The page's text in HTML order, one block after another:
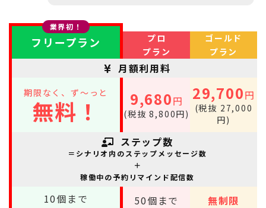
業界初！
フリープラン
プロ
プラン
ゴールド
プラン
月額利用料
期限なく、ず～っと
無料！ 9,680円
(税抜 8,800円)
29,700円
(税抜 27,000
円)
ステップ数
＝シナリオ内のステップメッセージ数
＋
稼働中の予約リマインド配信数
10個まで 50個まで 無制限